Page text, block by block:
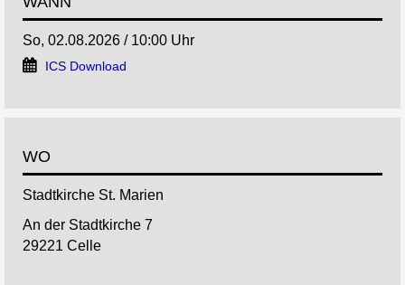
So, 02.08.2026 / 10:00 Uhr
ICS Download
WO
Stadtkirche St. Marien
An der Stadtkirche 7
29221 Celle